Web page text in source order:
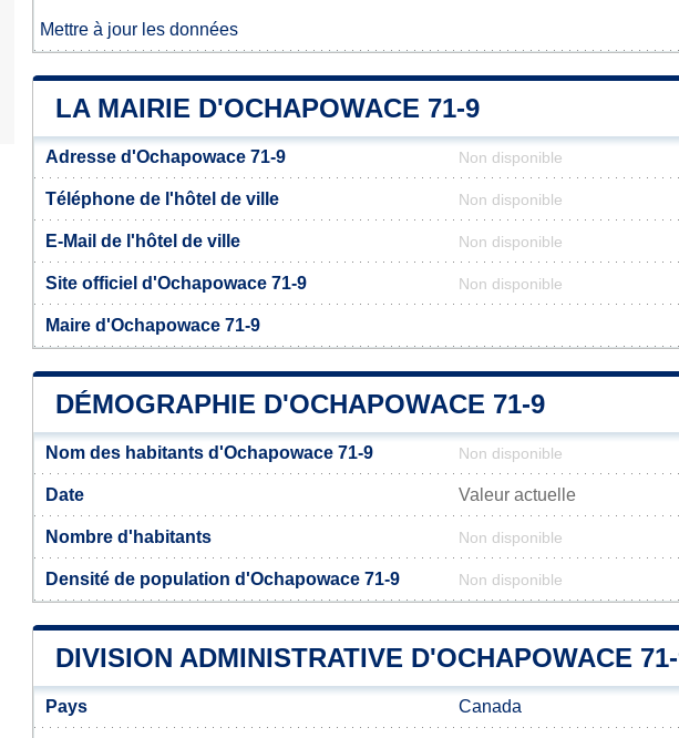
Mettre à jour les données
LA MAIRIE D'OCHAPOWACE 71-9
Adresse d'Ochapowace 71-9 Non disponible
Téléphone de l'hôtel de ville Non disponible
E-Mail de l'hôtel de ville Non disponible
Site officiel d'Ochapowace 71-9 Non disponible
Maire d'Ochapowace 71-9
DÉMOGRAPHIE D'OCHAPOWACE 71-9
Nom des habitants d'Ochapowace 71-9 Non disponible
Date Valeur actuelle
Nombre d'habitants Non disponible
Densité de population d'Ochapowace 71-9 Non disponible
DIVISION ADMINISTRATIVE D'OCHAPOWACE
Pays Canada